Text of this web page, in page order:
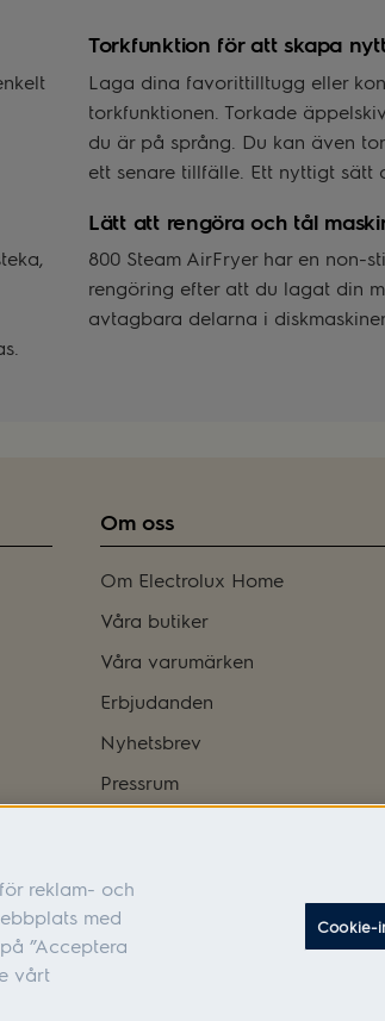
Torkfunktion för att skapa
Laga dina favorittilltugg eller
torkfunktionen. Torkade
du är på språng. Du kan även
ett senare tillfälle. Ett nyttigt sätt
Lätt att rengöra och tål
800 Steam AirFryer har en non-
rengöring efter att du lagat din
avtagbara delarna i
Om oss
Om Electrolux Home
Våra butiker
Våra varumärken
Erbjudanden
Nyhetsbrev
Pressrum
Tillgänglighetsredogörelse
Cookies
reklam- och
med
”Acceptera
vårt
Cookie-